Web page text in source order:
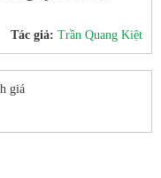
Tác giả: Trần Quang Kiệt
giá